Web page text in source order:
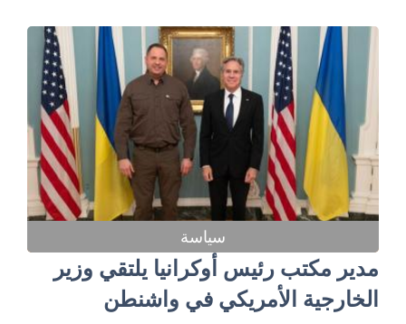
سياسة
مدير مكتب رئيس أوكرانيا يلتقي وزير
الخارجية الأمريكي في واشنطن